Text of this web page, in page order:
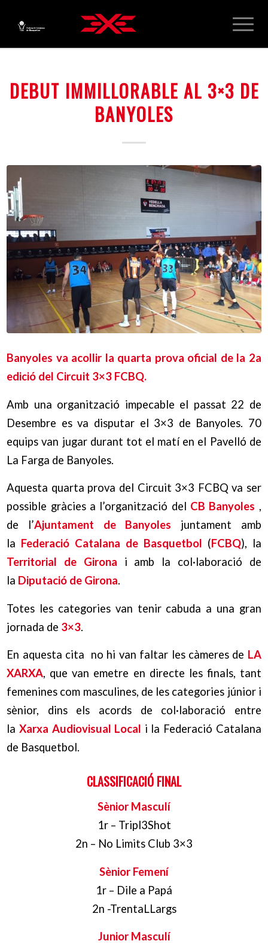
DEBUT IMMILLORABLE AL 3×3 DE
BANYOLES
Banyoles va acollir la quarta prova oficial de la 2a
edició del Circuit 3×3 FCBQ.
Amb una organització impecable el passat 22 de
Desembre es va disputar el 3×3 de Banyoles. 70
equips van jugar durant tot el matí en el Pavelló de
La Farga de Banyoles.
Aquesta quarta prova del Circuit 3×3 FCBQ va ser
possible gràcies a l’organització del CB Banyoles ,
de l’Ajuntament de Banyoles juntament amb
la Federació Catalana de Basquetbol (FCBQ), la
Territorial de Girona i amb la col·laboració de
la Diputació de Girona.
Totes les categories van tenir cabuda a una gran
jornada de 3×3.
En aquesta cita no hi van faltar les càmeres de LA
XARXA, que van emetre en directe les finals, tant
femenines com masculines, de les categories júnior i
sènior, dins els acords de col·laboració entre
la Xarxa Audiovisual Local i la Federació Catalana
de Basquetbol.
CLASSIFICACIÓ FINAL
Sènior Masculí
1r – Tripl3Shot
2n – No Limits Club 3×3
Sènior Femení
1r – Dile a Papá
2n -TrentaLLargs
Junior Masculí